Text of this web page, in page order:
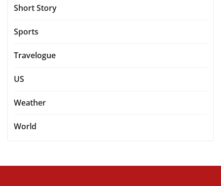
Short Story
Sports
Travelogue
US
Weather
World